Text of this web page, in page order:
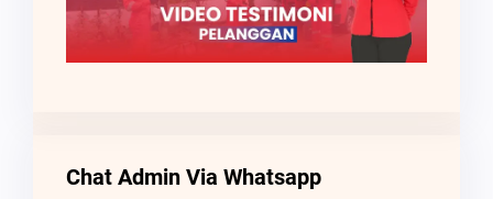
Chat Admin Via Whatsapp